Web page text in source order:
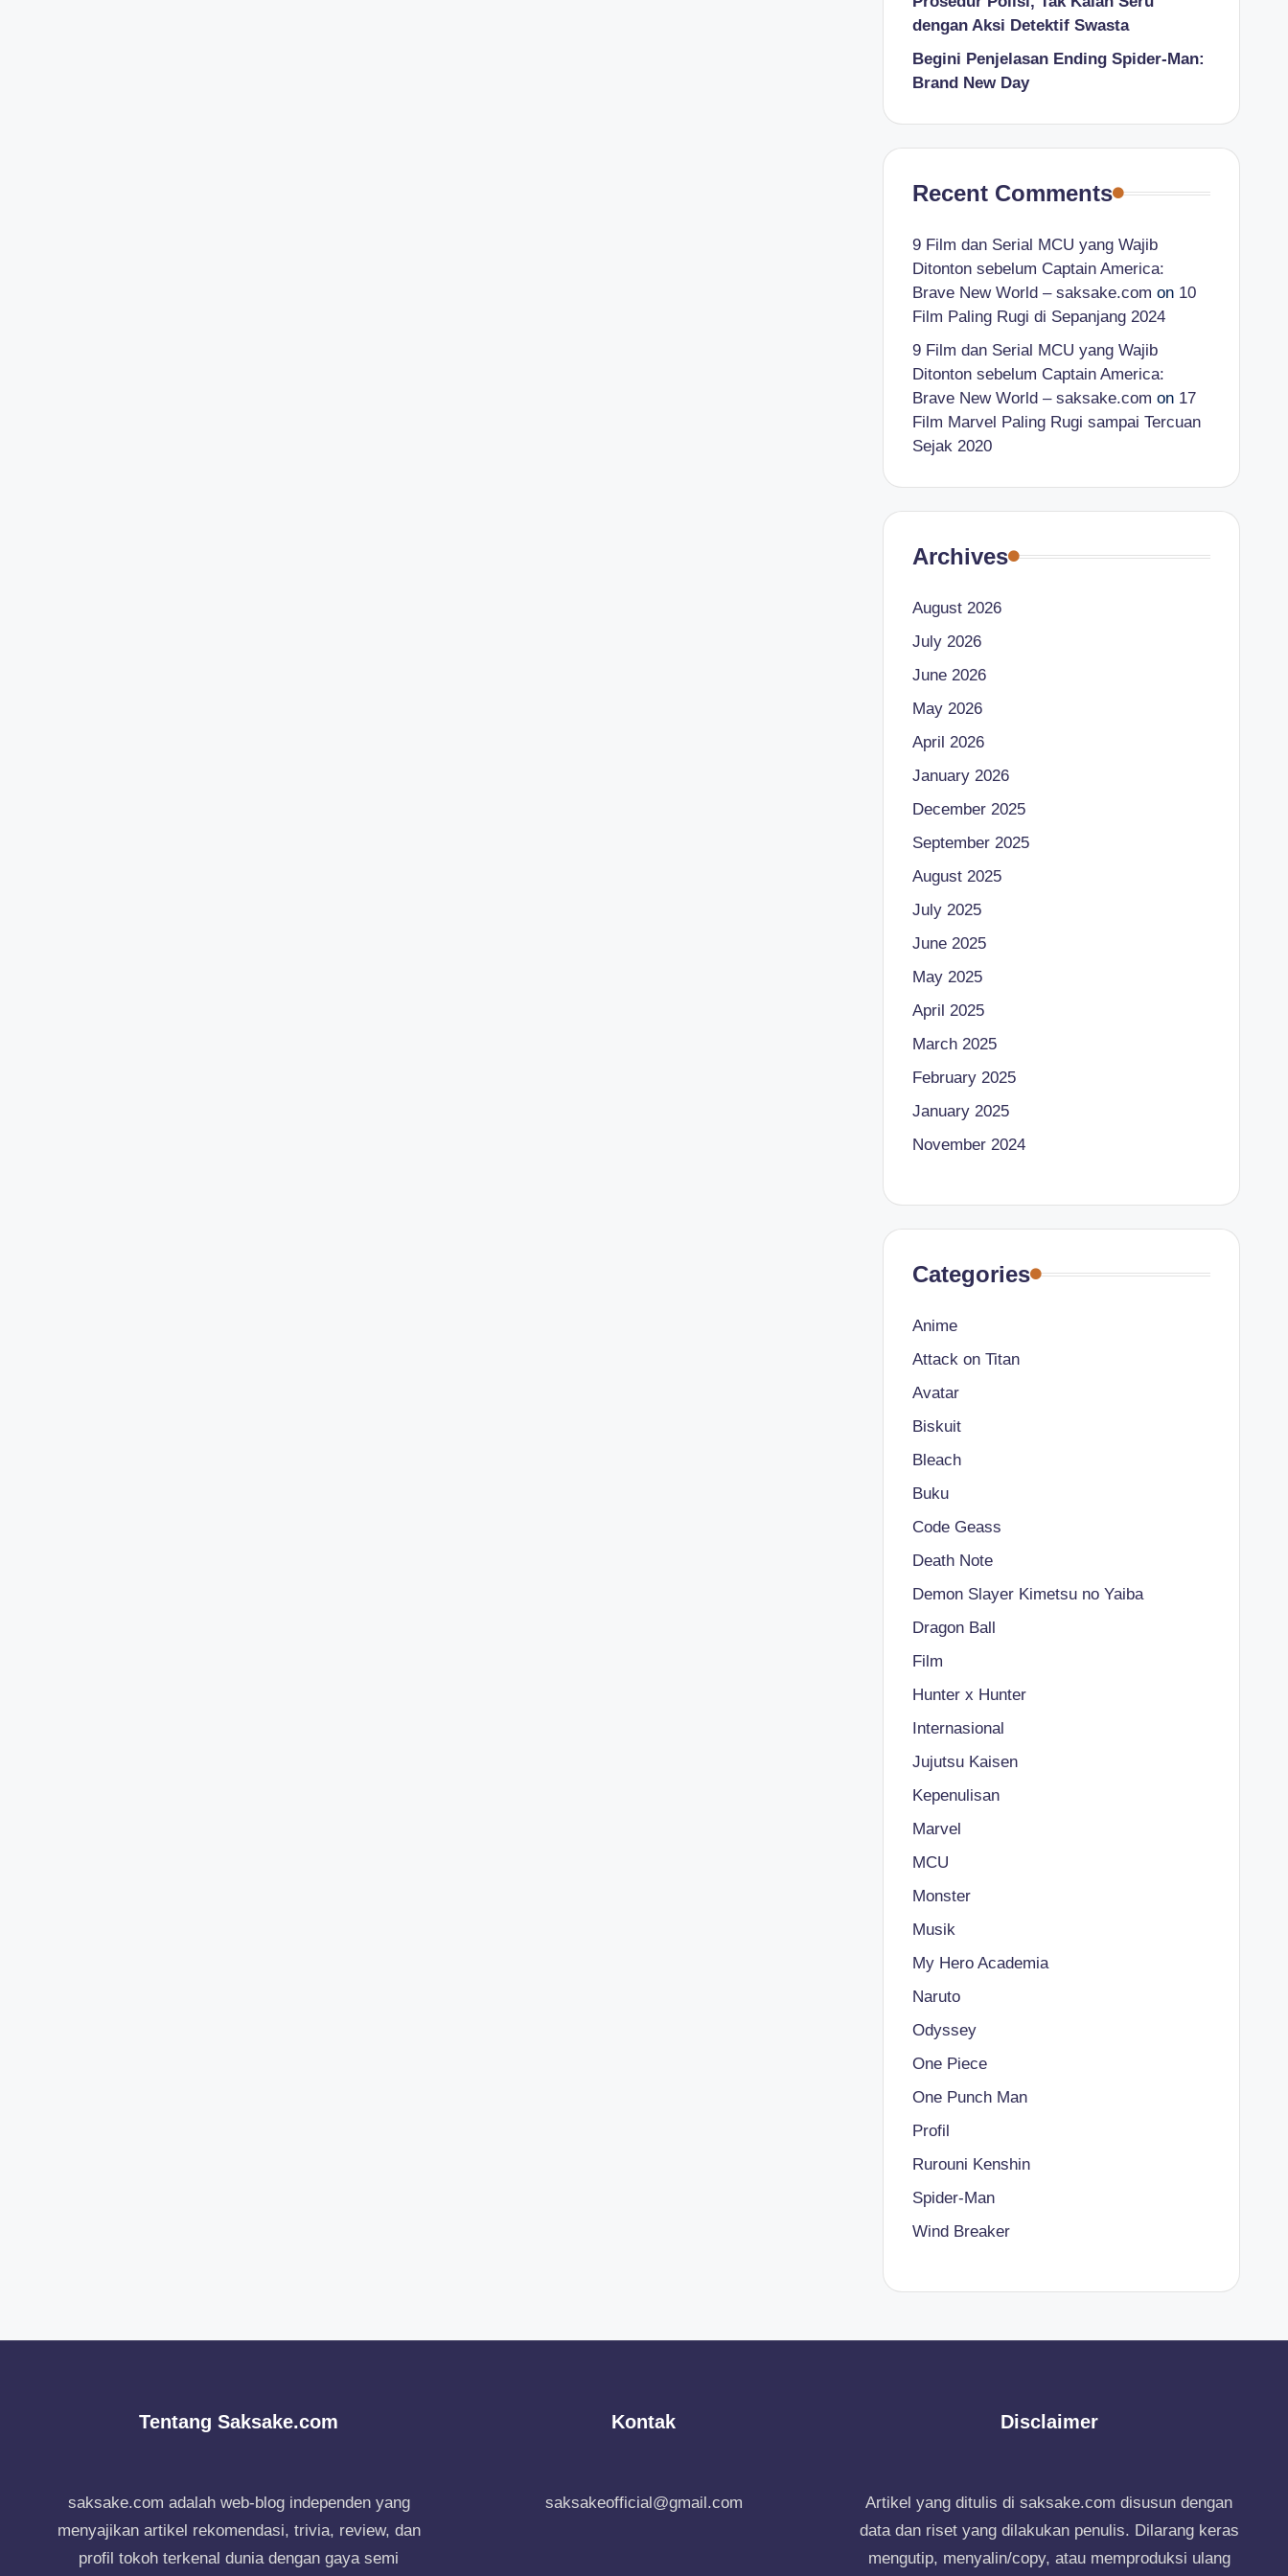
dengan Aksi Detektif Swasta
Begini Penjelasan Ending Spider-Man:
Brand New Day
Recent Comments
9 Film dan Serial MCU yang Wajib
Ditonton sebelum Captain America:
Brave New World – saksake.com on 10
Film Paling Rugi di Sepanjang 2024
9 Film dan Serial MCU yang Wajib
Ditonton sebelum Captain America:
Brave New World – saksake.com on 17
Film Marvel Paling Rugi sampai Tercuan
Sejak 2020
Archives
August 2026
July 2026
June 2026
May 2026
April 2026
January 2026
December 2025
September 2025
August 2025
July 2025
June 2025
May 2025
April 2025
March 2025
February 2025
January 2025
November 2024
Categories
Anime
Attack on Titan
Avatar
Biskuit
Bleach
Buku
Code Geass
Death Note
Demon Slayer Kimetsu no Yaiba
Dragon Ball
Film
Hunter x Hunter
Internasional
Jujutsu Kaisen
Kepenulisan
Marvel
MCU
Monster
Musik
My Hero Academia
Naruto
Odyssey
One Piece
One Punch Man
Profil
Rurouni Kenshin
Spider-Man
Wind Breaker
Tentang Saksake.com
saksake.com adalah web-blog independen yang
menyajikan artikel rekomendasi, trivia, review, dan
profil tokoh terkenal dunia dengan gaya semi
Kontak
saksakeofficial@gmail.com
Disclaimer
Artikel yang ditulis di saksake.com disusun dengan
data dan riset yang dilakukan penulis. Dilarang keras
mengutip, menyalin/copy, atau memproduksi ulang